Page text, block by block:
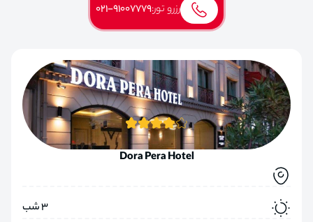
رزرو تور:021-91007779
Dora Pera Hotel
3 شب